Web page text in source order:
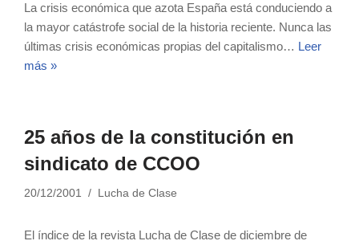
La crisis económica que azota España está conduciendo a
la mayor catástrofe social de la historia reciente. Nunca las
últimas crisis económicas propias del capitalismo… Leer
más »
25 años de la constitución en
sindicato de CCOO
20/12/2001 Lucha de Clase
El índice de la revista Lucha de Clase de diciembre de